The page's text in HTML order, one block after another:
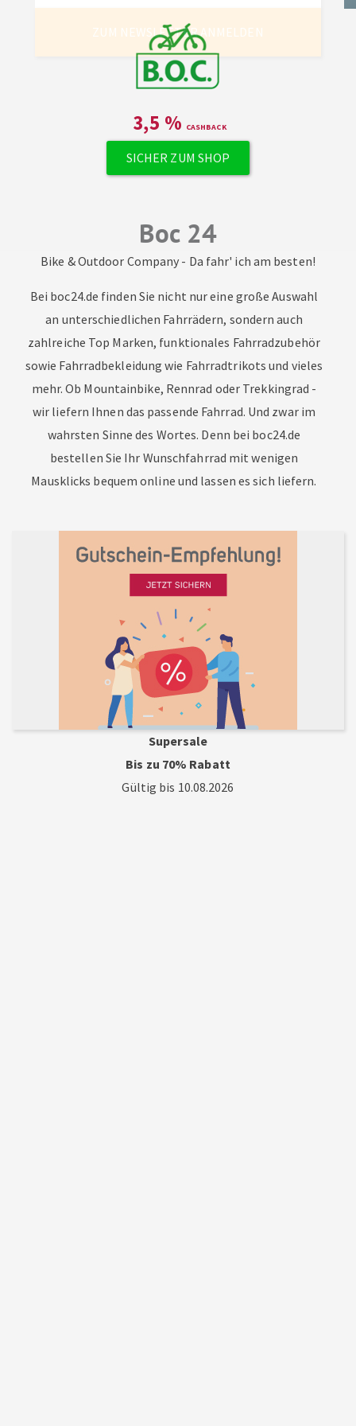
3,5 %
SICHER ZUM SHOP
Boc 24
Bike & Outdoor Company - Da fahr' ich am besten!
Bei boc24.de finden Sie nicht nur eine große Auswahl
an unterschiedlichen Fahrrädern, sondern auch
zahlreiche Top Marken, funktionales Fahrradzubehör
sowie Fahrradbekleidung wie Fahrradtrikots und vieles
mehr. Ob Mountainbike, Rennrad oder Trekkingrad -
wir liefern Ihnen das passende Fahrrad. Und zwar im
wahrsten Sinne des Wortes. Denn bei boc24.de
bestellen Sie Ihr Wunschfahrrad mit wenigen
Mausklicks bequem online und lassen es sich liefern.
Supersale
Bis zu 70% Rabatt
Gültig bis 10.08.2026
ZUM NEWSLETTER ANMELDEN